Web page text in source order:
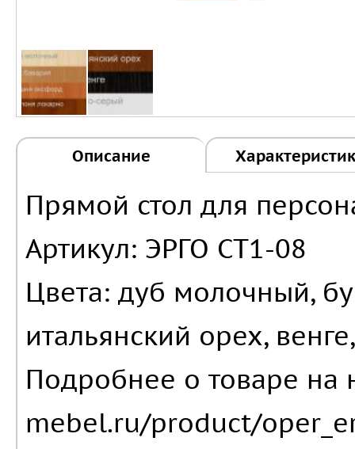
Описание
Прямой стол для
Артикул: ЭРГО СТ1-08
Цвета: дуб молочный,
итальянский орех,
Подробнее о товаре
mebel.ru/product/